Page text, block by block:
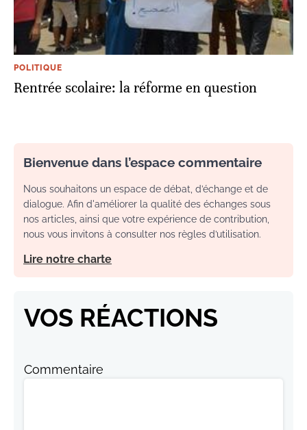
POLITIQUE
Rentrée scolaire: la réforme en question
Bienvenue dans l’espace commentaire
Nous souhaitons un espace de débat, d’échange et de
dialogue. Afin d'améliorer la qualité des échanges sous
nos articles, ainsi que votre expérience de contribution,
nous vous invitons à consulter nos règles d’utilisation.
Lire notre charte
VOS RÉACTIONS
Commentaire